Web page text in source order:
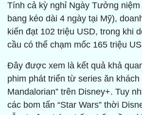
Tính cả kỳ nghỉ Ngày Tưởng niệm
bang kéo dài 4 ngày tại Mỹ),
kiến đạt 102 triệu USD, trong khi
cầu có thể chạm mốc 165 triệu
Đây được xem là kết quả khả
phim phát triển từ series ăn khách
Mandalorian” trên Disney+. Tuy
các bom tấn “Star Wars” thời